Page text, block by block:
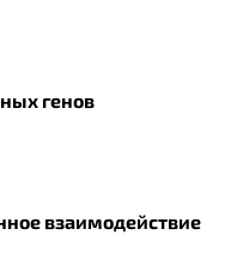
генов
взаимодействие